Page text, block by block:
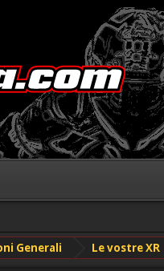
Generali Le vostre XR